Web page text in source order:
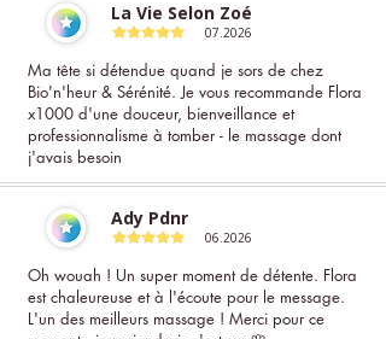
La Vie Selon Zoé
07.2026
Ma tête si détendue quand je sors de chez
Bio'n'heur & Sérénité. Je vous recommande Flora
x1000 d'une douceur, bienveillance et
professionnalisme à tomber - le massage dont
j'avais besoin
Ady Pdnr
06.2026
Oh wouah ! Un super moment de détente. Flora
est chaleureuse et à l'écoute pour le message.
L'un des meilleurs massage ! Merci pour ce